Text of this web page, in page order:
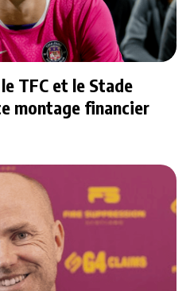
TFC et le Stade
montage financier